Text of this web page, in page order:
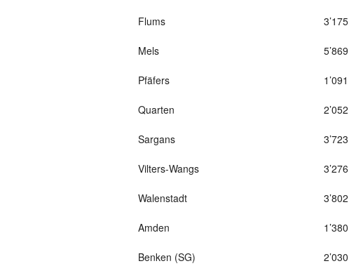
Flums 3’175
Mels 5’869
Pfäfers 1’091
Quarten 2’052
Sargans 3’723
Vilters-Wangs 3’276
Walenstadt 3’802
Amden 1’380
Benken (SG) 2’030